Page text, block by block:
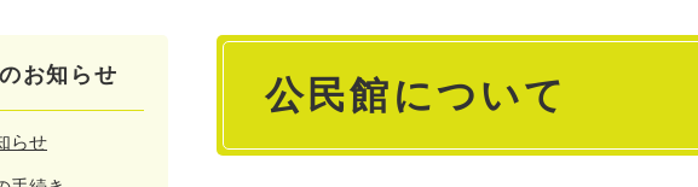
本
公民館について
お知らせ
らせ